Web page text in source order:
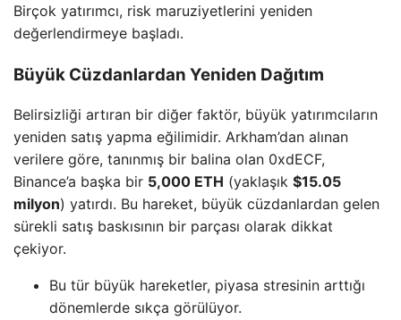
Birçok yatırımcı, risk maruziyetlerini yeniden
değerlendirmeye başladı.
Büyük Cüzdanlardan Yeniden Dağıtım
Belirsizliği artıran bir diğer faktör, büyük yatırımcıların
yeniden satış yapma eğilimidir. Arkham’dan alınan
verilere göre, tanınmış bir balina olan 0xdECF,
Binance’a başka bir 5,000 ETH (yaklaşık $15.05
milyon) yatırdı. Bu hareket, büyük cüzdanlardan gelen
sürekli satış baskısının bir parçası olarak dikkat
çekiyor.
Bu tür büyük hareketler, piyasa stresinin arttığı
dönemlerde sıkça görülüyor.